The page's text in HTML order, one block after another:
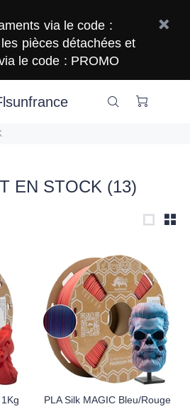
via le code :
pièces détachées et
le code : PROMO
EN STOCK (13)
PLA Silk MAGIC Bleu/Rouge